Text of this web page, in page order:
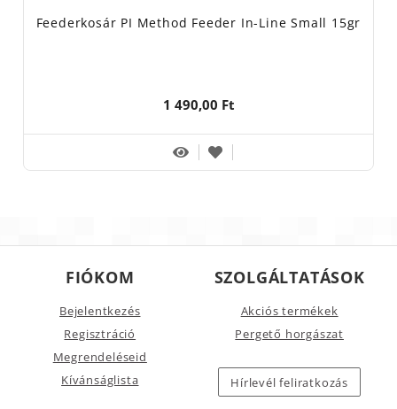
Feederkosár PI Method Feeder In-Line Small 15gr
1 490,00 Ft
FIÓKOM
Bejelentkezés
Regisztráció
Megrendeléseid
Kívánságlista
SZOLGÁLTATÁSOK
Akciós termékek
Pergető horgászat
Hírlevél feliratkozás